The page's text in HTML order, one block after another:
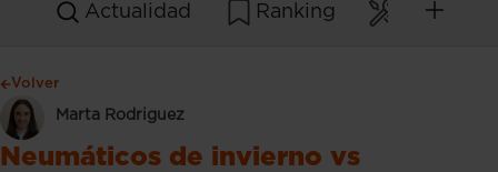
Actualidad Ranking
Volver
Marta Rodriguez
Neumáticos de invierno vs